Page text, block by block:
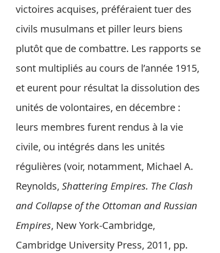
victoires acquises, préféraient tuer des
civils musulmans et piller leurs biens
plutôt que de combattre. Les rapports se
sont multipliés au cours de l’année 1915,
et eurent pour résultat la dissolution des
unités de volontaires, en décembre :
leurs membres furent rendus à la vie
civile, ou intégrés dans les unités
régulières (voir, notamment, Michael A.
Reynolds, Shattering Empires. The Clash
and Collapse of the Ottoman and Russian
Empires, New York-Cambridge,
Cambridge University Press, 2011, pp.